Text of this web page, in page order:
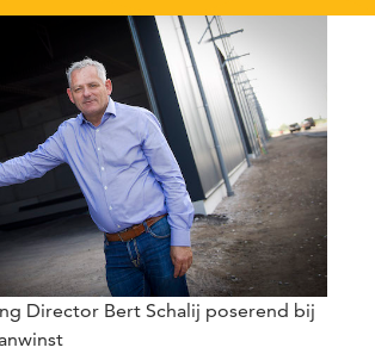
Director Bert Schalij poserend bij